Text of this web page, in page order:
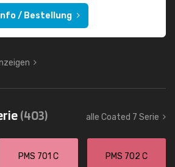
Info / Bestellung
(403) alle Coated 7 Serie
PMS 701 C PMS 702 C